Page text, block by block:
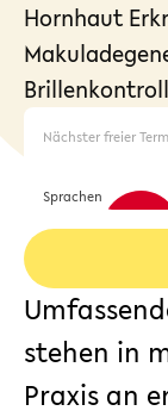
Hornhaut
Nächster freier
Sprachen
stehen in
Praxis an